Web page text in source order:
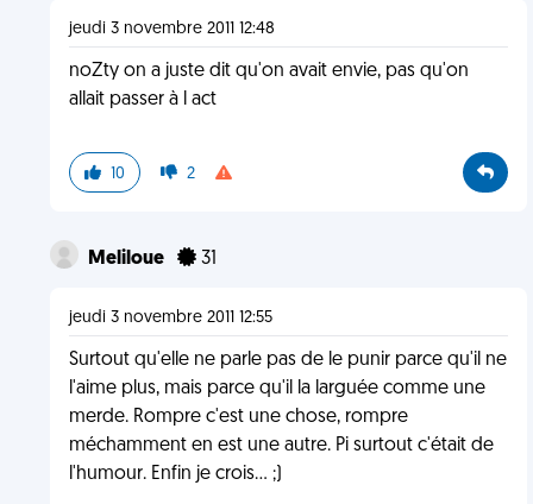
jeudi 3 novembre 2011 12:48
noZty on a juste dit qu'on avait envie, pas qu'on
allait passer à l act
10 2
Meliloue 31
jeudi 3 novembre 2011 12:55
Surtout qu'elle ne parle pas de le punir parce qu'il ne
l'aime plus, mais parce qu'il la larguée comme une
merde. Rompre c'est une chose, rompre
méchamment en est une autre. Pi surtout c'était de
l'humour. Enfin je crois... ;)